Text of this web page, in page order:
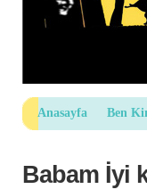
Anasayfa Ben
Babam İyi